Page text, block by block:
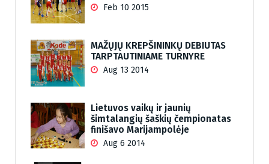
Feb 10 2015
MAŽŲJŲ KREPŠININKŲ DEBIUTAS
TARPTAUTINIAME TURNYRE
Aug 13 2014
Lietuvos vaikų ir jaunių
šimtalangių šaškių čempionatas
finišavo Marijampolėje
Aug 6 2014